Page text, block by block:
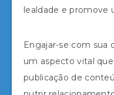
lealdade e promove
Engajar-se com sua
um aspecto vital
publicação de